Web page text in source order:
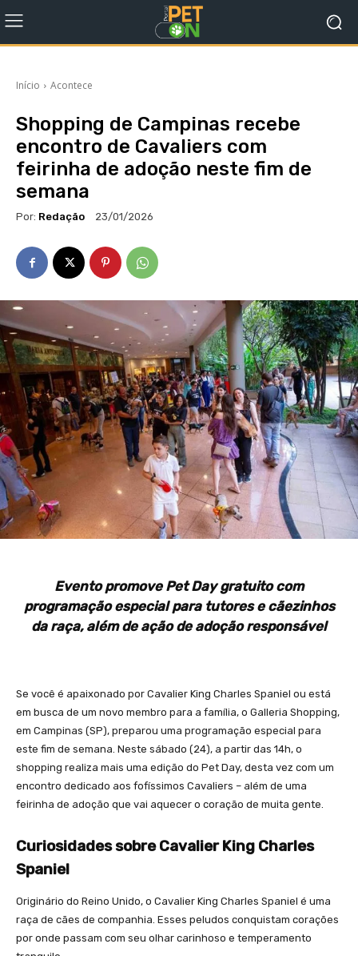
Início Acontece
Shopping de Campinas recebe
encontro de Cavaliers com
feirinha de adoção neste fim de
semana
Por: Redação 23/01/2026
Evento promove Pet Day gratuito com
programação especial para tutores e cãezinhos
da raça, além de ação de adoção responsável
Se você é apaixonado por Cavalier King Charles Spaniel ou está
em busca de um novo membro para a família, o Galleria Shopping,
em Campinas (SP), preparou uma programação especial para
este fim de semana. Neste sábado (24), a partir das 14h, o
shopping realiza mais uma edição do Pet Day, desta vez com um
encontro dedicado aos fofíssimos Cavaliers – além de uma
feirinha de adoção que vai aquecer o coração de muita gente.
Curiosidades sobre Cavalier King Charles
Spaniel
Originário do Reino Unido, o Cavalier King Charles Spaniel é uma
raça de cães de companhia. Esses peludos conquistam corações
por onde passam com seu olhar carinhoso e temperamento